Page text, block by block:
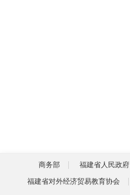
商务部 福建省人民政府
福建省对外经济贸易教育协会